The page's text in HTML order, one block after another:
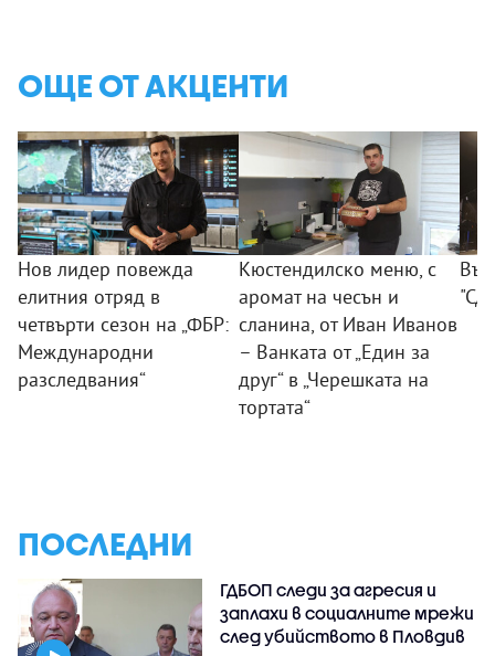
ОЩЕ ОТ АКЦЕНТИ
Нов лидер повежда
елитния отряд в
четвърти сезон на „ФБР:
Международни
разследвания“
Кюстендилско меню, с
аромат на чесън и
сланина, от Иван Иванов
– Ванката от „Един за
друг“ в „Черешката на
тортата“
ПОСЛЕДНИ
ГДБОП следи за агресия и
заплахи в социалните мрежи
след убийството в Пловдив